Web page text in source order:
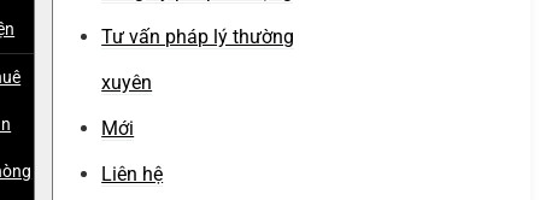
Tư vấn pháp lý thường
xuyên
Mới
Liên hệ